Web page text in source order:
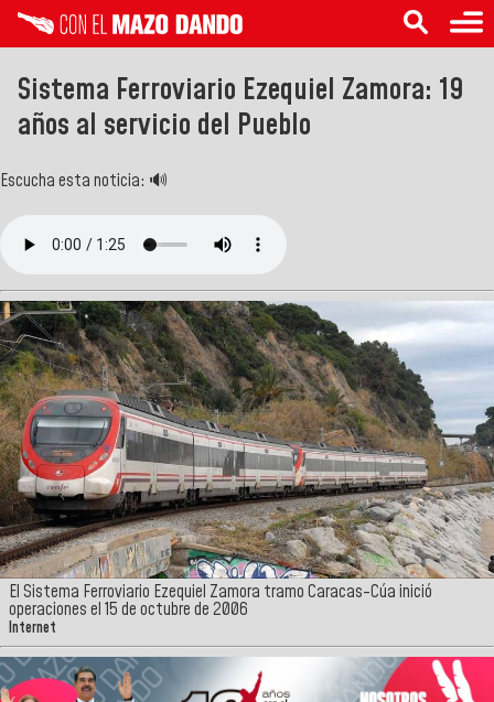
Sistema Ferroviario Ezequiel Zamora: 19
años al servicio del Pueblo
Escucha esta noticia: 🔊
El Sistema Ferroviario Ezequiel Zamora tramo Caracas-Cúa inició
operaciones el 15 de octubre de 2006
Internet